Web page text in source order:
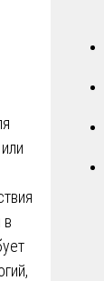
в